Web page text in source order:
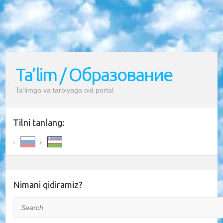
Ta’lim / Образование
Ta’limga va tarbiyaga oid portal
Tilni tanlang:
Nimani qidiramiz?